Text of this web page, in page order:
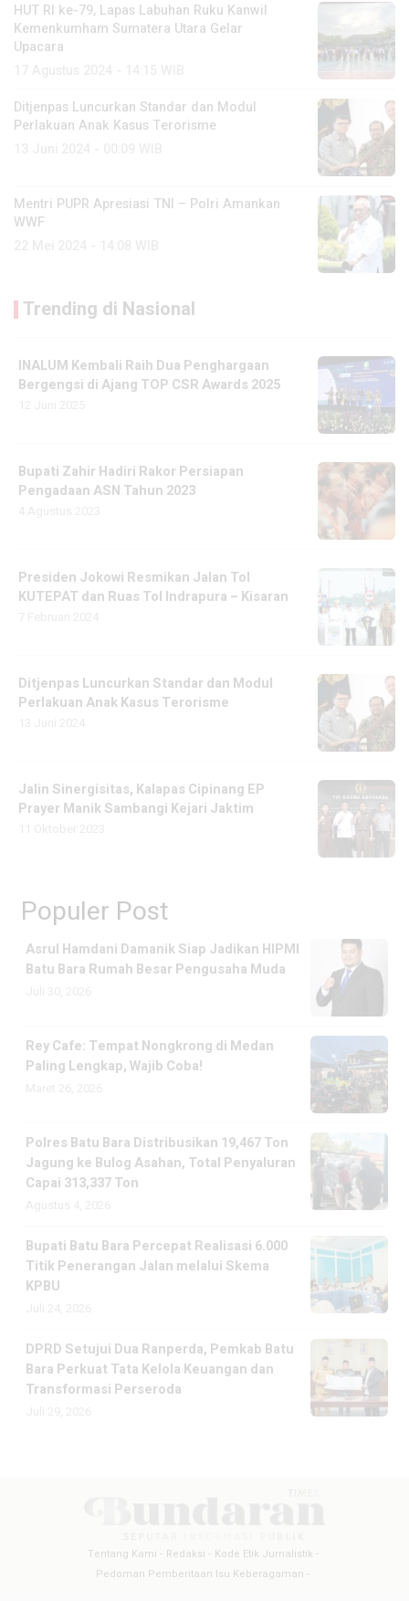
HUT RI ke-79, Lapas Labuhan Ruku Kanwil
Kemenkumham Sumatera Utara Gelar
Upacara
Ditjenpas Luncurkan Standar dan Modul
Perlakuan Anak Kasus Terorisme
Mentri PUPR Apresiasi TNI – Polri Amankan
WWF
Trending di Nasional
INALUM Kembali Raih Dua Penghargaan
Bergengsi di Ajang TOP CSR Awards 2025
Bupati Zahir Hadiri Rakor Persiapan
Pengadaan ASN Tahun 2023
Presiden Jokowi Resmikan Jalan Tol
KUTEPAT dan Ruas Tol Indrapura – Kisaran
Ditjenpas Luncurkan Standar dan Modul
Perlakuan Anak Kasus Terorisme
Jalin Sinergisitas, Kalapas Cipinang EP
Prayer Manik Sambangi Kejari Jaktim
Populer Post
Asrul Hamdani Damanik Siap Jadikan HIPMI
Batu Bara Rumah Besar Pengusaha Muda
Rey Cafe: Tempat Nongkrong di Medan
Paling Lengkap, Wajib Coba!
Polres Batu Bara Distribusikan 19,467 Ton
Jagung ke Bulog Asahan, Total Penyaluran
Capai 313,337 Ton
Bupati Batu Bara Percepat Realisasi 6.000
Titik Penerangan Jalan melalui Skema
KPBU
DPRD Setujui Dua Ranperda, Pemkab Batu
Bara Perkuat Tata Kelola Keuangan dan
Transformasi Perseroda
Tentang Kami Redaksi
Kode Etik Jurnalistik
Pedoman Pemberitaan Isu Keberagaman